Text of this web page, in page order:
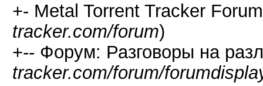
+- Metal Torrent Tracker
tracker.com/forum)
+-- Форум: Разговоры на
tracker.com/forum/